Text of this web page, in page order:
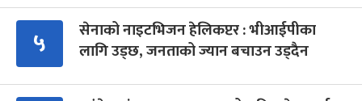
५
सेनाको नाइटभिजन हेलिकप्टर : भीआईपीका
लागि उड्छ, जनताको ज्यान बचाउन उड्दैन